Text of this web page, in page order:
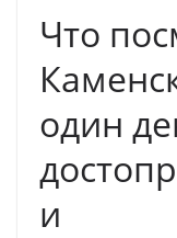
Что
один
и